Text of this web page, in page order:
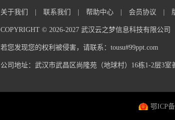
关于我们 联系我们 帮助中心 会员协议
COPYRIGHT © 2026-2027 武汉云之梦信息科技有限公司
若您发现您的权利被侵害，请联系：tousu#99ppt.com
公司地址：武汉市武昌区尚隆苑（地球村）16栋1-2层3室
鄂ICP